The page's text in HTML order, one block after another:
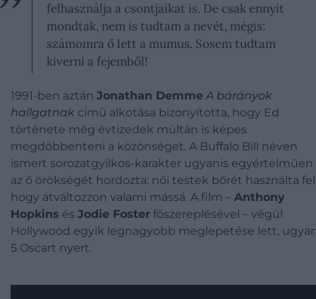
felhasználja a csontjaikat is. De csak ennyit
mondtak, nem is tudtam a nevét, mégis:
számomra ő lett a mumus. Sosem tudtam
kiverni a fejemből!
1991-ben aztán Jonathan Demme A bárányok
hallgatnak című alkotása bizonyította, hogy Ed
története még évtizedek múltán is képes
megdöbbenteni a közönséget. A Buffalo Bill néven
ismert sorozatgyilkos-karakter ugyanis egyértelműen
az ő örökségét hordozta: női testek bőrét használta
hogy átváltozzon valami mássá. A film – Anthony
Hopkins és Jodie Foster főszereplésével – végül
Hollywood egyik legnagyobb meglepetése lett,
5 Oscart nyert.